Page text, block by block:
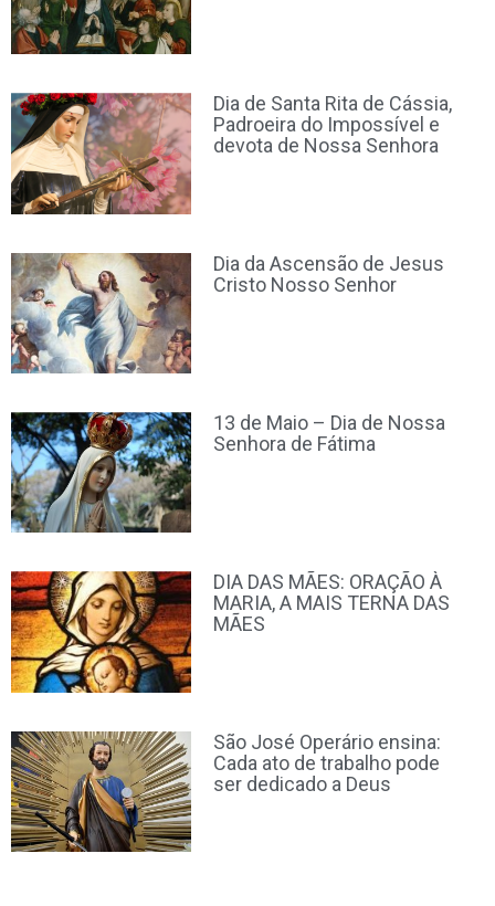
Dia de Santa Rita de Cássia,
Padroeira do Impossível e
devota de Nossa Senhora
Dia da Ascensão de Jesus
Cristo Nosso Senhor
13 de Maio – Dia de Nossa
Senhora de Fátima
DIA DAS MÃES: ORAÇÃO À
MARIA, A MAIS TERNA DAS
MÃES
São José Operário ensina:
Cada ato de trabalho pode
ser dedicado a Deus